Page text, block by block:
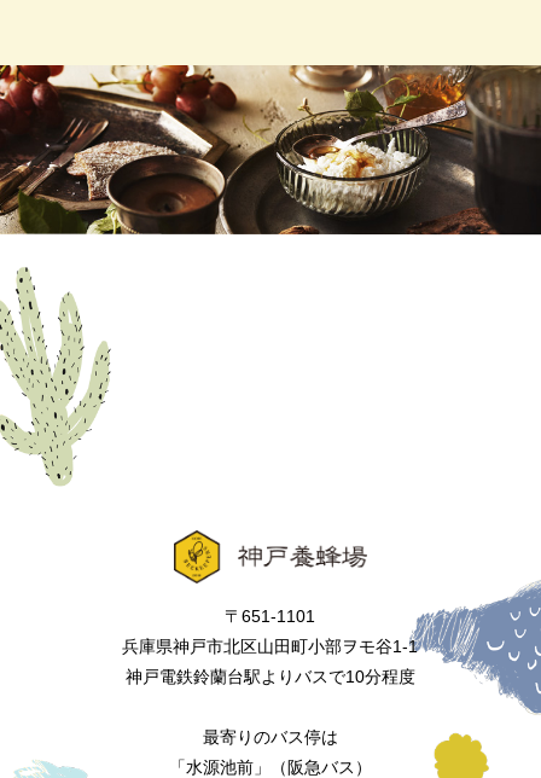
〒651-1101
兵庫県神戸市北区山田町小部ヲモ谷1-1
神戸電鉄鈴蘭台駅よりバスで10分程度
最寄りのバス停は
「水源池前」（阪急バス）